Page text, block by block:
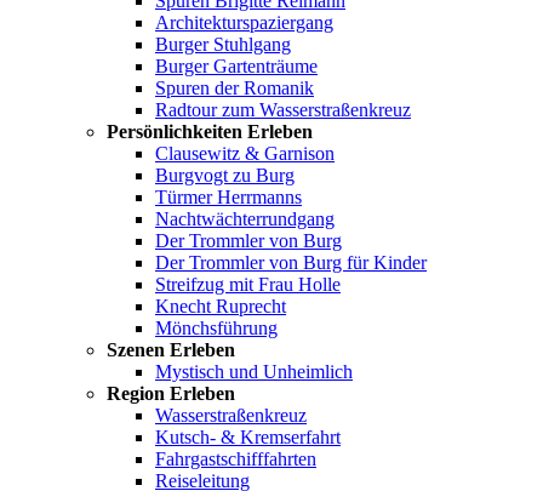
Architekturspaziergang
Burger Stuhlgang
Burger Gartenträume
Spuren der Romanik
Radtour zum Wasserstraßenkreuz
Persönlichkeiten Erleben
Clausewitz & Garnison
Burgvogt zu Burg
Türmer Herrmanns
Nachtwächterrundgang
Der Trommler von Burg
Der Trommler von Burg für Kinder
Streifzug mit Frau Holle
Knecht Ruprecht
Mönchsführung
Szenen Erleben
Mystisch und Unheimlich
Region Erleben
Wasserstraßenkreuz
Kutsch- & Kremserfahrt
Fahrgastschifffahrten
Reiseleitung